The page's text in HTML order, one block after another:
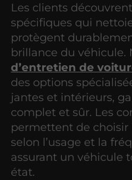
Les clients
spécifiques qui
protègent
brillance du véhicule.
d’entretien de
des options
jantes et intérieurs,
complet et sûr. Les
permettent de
selon l’usage et la
assurant un véhicule
état.